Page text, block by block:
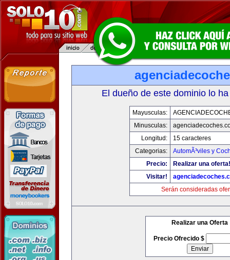
El dueño de este dominio lo
Mayusculas:
Minusculas:
Longitud:
15 caracteres
Categorias:
AutomÃ³viles y
Precio:
Realizar una oferta!
Visitar!
Serán consideradas
Realizar una Oferta
Precio Ofrecido $